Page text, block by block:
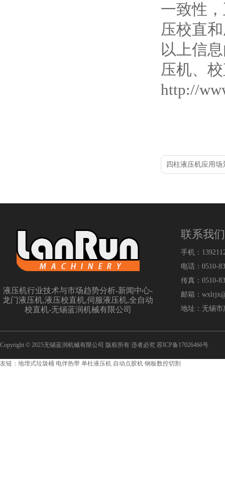
一致性
压校直
以上信
压机、
http://
四柱液压机应用场
液压机行业技术与市场趋势分析-新闻中心-
龙门液压机,液压校直机,伺服液压机,全自动
校直机-无锡蓝润机械有限公司
联系我们
手机：
电话：0510-
传真：0510-
邮箱：
地址：无锡市
Copyright © 2025无锡蓝润机械有限公司 版权所有 违者必究 苏ICP备17026466号
友链： 地埋式垃圾桶 电伴热带 单柱液压机 自动点胶机 钢板数控切割